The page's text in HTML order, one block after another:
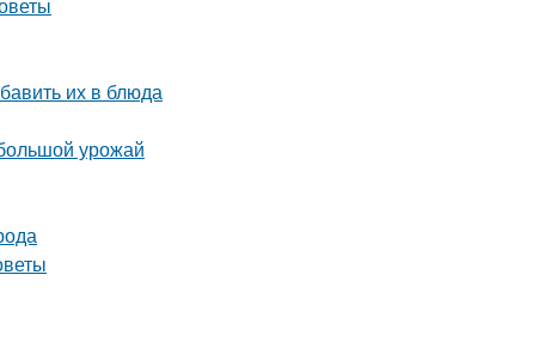
их в блюда
урожай